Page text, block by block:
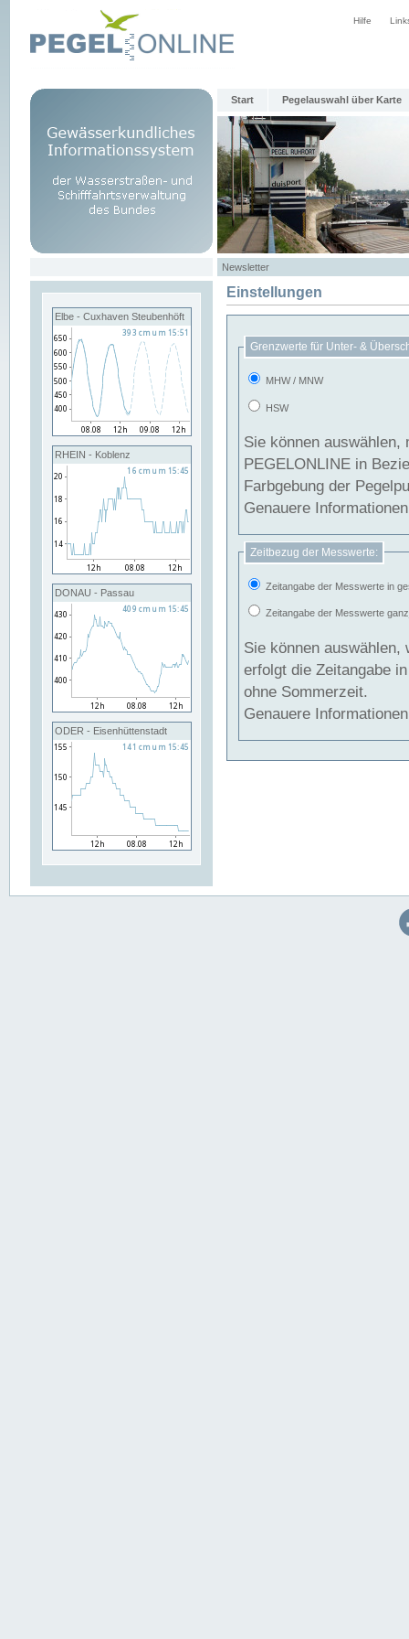
Hilfe
Start Pegelauswahl über Karte
Newsletter
Elbe - Cuxhaven Steubenhöft
RHEIN - Koblenz
DONAU - Passau
ODER - Eisenhüttenstadt
Einstellungen
Grenzwerte für Unter- &
MHW / MNW
HSW
Sie können
PEGELONLINE in Beziehung
Farbgebung der
Genauere
Zeitbezug der Messwerte:
Zeitangabe der Messwerte in
Zeitangabe der Messwerte
Sie können auswählen,
erfolgt die Zeitangabe
ohne Sommerzeit.
Genauere